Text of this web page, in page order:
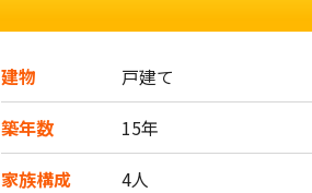
建物 戸建て
築年数
15年
家族構成
4人